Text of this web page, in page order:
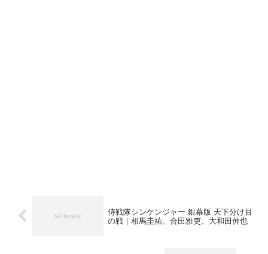
侍戦隊シンケンジャー 銀幕版 天下分け目
の戦｜相馬圭祐、合田雅吏、大和田伸也